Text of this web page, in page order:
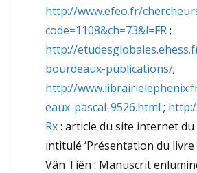
http://www.efeo.fr/
code=1108&ch=73&l=FR;
http://
bourdeaux-publications/;
http://
eaux-pascal-9526.html ;
Rx: article du site internet du
intitulé ‘Présentation du livre
Vân Tiên : Manuscrit